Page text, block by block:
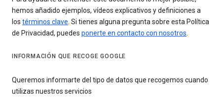
hemos añadido ejemplos, vídeos explicativos y definiciones a
los términos clave. Si tienes alguna pregunta sobre esta Política
de Privacidad, puedes ponerte en contacto con nosotros.
INFORMACIÓN QUE RECOGE GOOGLE
Queremos informarte del tipo de datos que recogemos cuando
utilizas nuestros servicios